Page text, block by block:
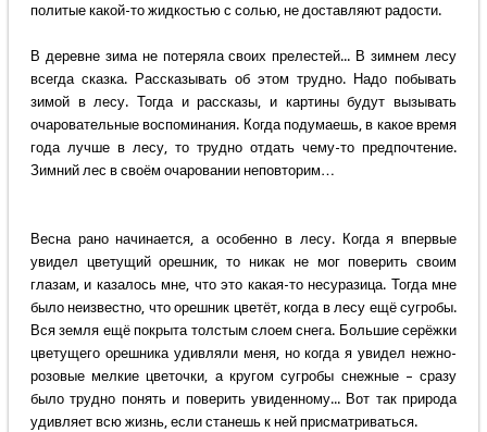
политые какой-то жидкостью с солью, не доставляют радости.
В деревне зима не потеряла своих прелестей... В зимнем лесу
всегда сказка. Рассказывать об этом трудно. Надо побывать
зимой в лесу. Тогда и рассказы, и картины будут вызывать
очаровательные воспоминания. Когда подумаешь, в какое время
года лучше в лесу, то трудно отдать чему-то предпочтение.
Зимний лес в своём очаровании неповторим…
Весна рано начинается, а особенно в лесу. Когда я впервые
увидел цветущий орешник, то никак не мог поверить своим
глазам, и казалось мне, что это какая-то несуразица. Тогда мне
было неизвестно, что орешник цветёт, когда в лесу ещё сугробы.
Вся земля ещё покрыта толстым слоем снега. Большие серёжки
цветущего орешника удивляли меня, но когда я увидел нежно-
розовые мелкие цветочки, а кругом сугробы снежные – сразу
было трудно понять и поверить увиденному... Вот так природа
удивляет всю жизнь, если станешь к ней присматриваться.